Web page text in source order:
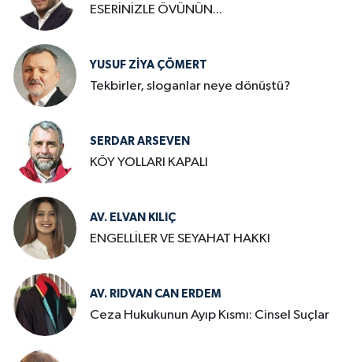
ESERİNİZLE ÖVÜNÜN...
YUSUF ZIYA ÇÖMERT
Tekbirler, sloganlar neye dönüştü?
SERDAR ARSEVEN
KÖY YOLLARI KAPALI
AV. ELVAN KILIÇ
ENGELLİLER VE SEYAHAT HAKKI
AV. RIDVAN CAN ERDEM
Ceza Hukukunun Ayıp Kısmı: Cinsel Suçlar